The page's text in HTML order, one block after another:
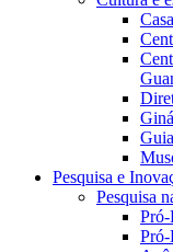
Pesquisa e
Pesquisa
Pró-
Pró-